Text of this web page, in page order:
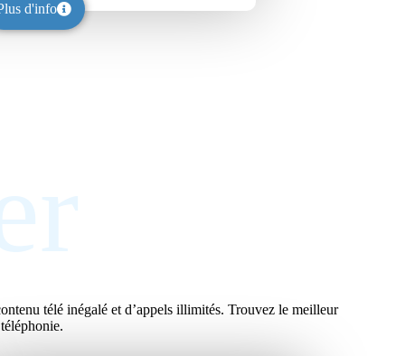
d'info
télé inégalé et d’appels illimités. Trouvez le meilleur